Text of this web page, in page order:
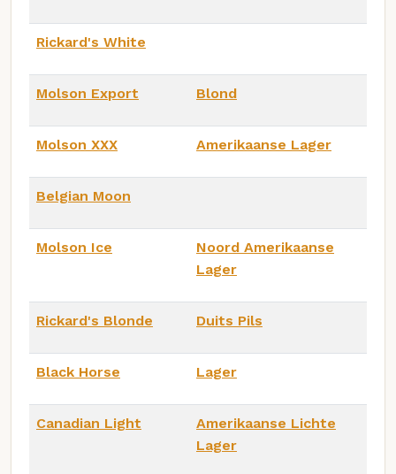
Rickard's White
Molson Export Blond
Molson XXX Amerikaanse Lager
Belgian Moon
Molson Ice
Noord Amerikaanse
Lager
Rickard's Blonde Duits Pils
Black Horse Lager
Canadian Light
Amerikaanse Lichte
Lager